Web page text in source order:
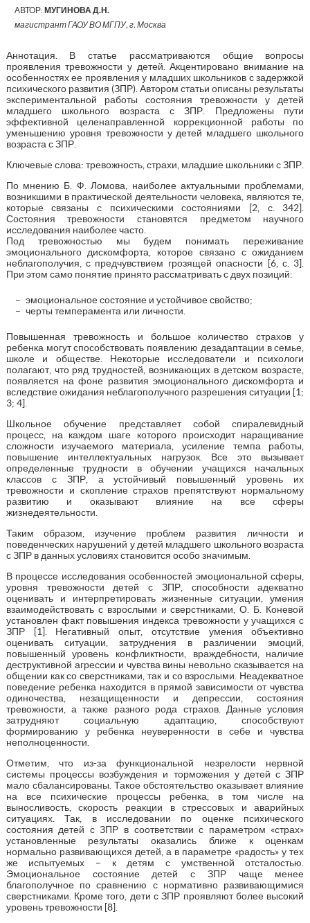
АВТОР:МУГИНОВА Д.Н.
магистрант ГАОУ ВО МГПУ, г. Москва
Аннотация. В статье рассматриваются общие вопросы
проявления тревожности у детей. Акцентировано внимание на
особенностях ее проявления у младших школьников с задержкой
психического развития (ЗПР). Автором статьи описаны результаты
экспериментальной работы состояния тревожности у детей
младшего школьного возраста с ЗПР. Предложены пути
эффективной целенаправленной коррекционной работы по
уменьшению уровня тревожности у детей младшего школьного
возраста с ЗПР.
Ключевые слова: тревожность, страхи, младшие школьники с ЗПР.
По мнению Б. Ф. Ломова, наиболее актуальными проблемами,
возникшими в практической деятельности человека, являются те,
которые связаны с психическими состояниями [2, с. 342].
Состояния тревожности становятся предметом научного
исследования наиболее часто.
Под тревожностью мы будем понимать переживание
эмоционального дискомфорта, которое связано с ожиданием
неблагополучия, с предчувствием грозящей опасности [6, с. 3].
При этом само понятие принято рассматривать с двух позиций:
эмоциональное состояние и устойчивое свойство;
черты темперамента или личности.
Повышенная тревожность и большое количество страхов у
ребенка могут способствовать появлению дезадаптации в семье,
школе и обществе. Некоторые исследователи и психологи
полагают, что ряд трудностей, возникающих в детском возрасте,
появляется на фоне развития эмоционального дискомфорта и
вследствие ожидания неблагополучного разрешения ситуации [1;
3; 4].
Школьное обучение представляет собой спиралевидный
процесс, на каждом шаге которого происходит наращивание
сложности изучаемого материала, усиление темпа работы,
повышение интеллектуальных нагрузок. Все это вызывает
определенные трудности в обучении учащихся начальных
классов с ЗПР, а устойчивый повышенный уровень их
тревожности и скопление страхов препятствуют нормальному
развитию и оказывают влияние на все сферы
жизнедеятельности.
Таким образом, изучение проблем развития личности и
поведенческих нарушений у детей младшего школьного возраста
с ЗПР в данных условиях становится особо значимым.
В процессе исследования особенностей эмоциональной сферы,
уровня тревожности детей с ЗПР, способности адекватно
оценивать и интерпретировать жизненные ситуации, умения
взаимодействовать с взрослыми и сверстниками, О. Б. Коневой
установлен факт повышения индекса тревожности у учащихся с
ЗПР [1]. Негативный опыт, отсутствие умения объективно
оценивать ситуации, затруднения в различении эмоций,
повышенный уровень конфликтности, враждебности, наличие
деструктивной агрессии и чувства вины невольно сказывается на
общении как со сверстниками, так и со взрослыми. Неадекватное
поведение ребенка находится в прямой зависимости от чувства
одиночества, незащищенности и депрессии, состояния
тревожности, а также разного рода страхов. Данные условия
затрудняют социальную адаптацию, способствуют
формированию у ребенка неуверенности в себе и чувства
неполноценности.
Отметим, что из-за функциональной незрелости нервной
системы процессы возбуждения и торможения у детей с ЗПР
мало сбалансированы. Такое обстоятельство оказывает влияние
на все психические процессы ребенка, в том числе на
выносливость, скорость реакции в стрессовых и аварийных
ситуациях. Так, в исследовании по оценке психического
состояния детей с ЗПР в соответствии с параметром «страх»
установленные результаты оказались ближе к оценкам
нормально развивающихся детей, а в параметре «радость» у тех
же испытуемых – к детям с умственной отсталостью.
Эмоциональное состояние детей с ЗПР чаще менее
благополучное по сравнению с нормативно развивающимися
сверстниками. Кроме того, дети с ЗПР проявляют более высокий
уровень тревожности [8].